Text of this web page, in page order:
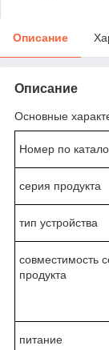
Описание
Описание
Основные
Номер по
серия продукта
тип устройства
совместимость
продукта
питание